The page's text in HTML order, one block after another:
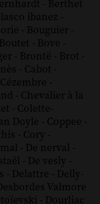
- Berthet
ibanez -
- Bouguier -
Boutet - Bove -
- Brontë - Brot -
- Cabot -
Cézembre -
- Chevalier à la
- Colette-
Doyle - Coppee -
- Cory -
- De nerval -
- De vesly -
- Delattre - Delly-
Valmore
- Dourliac